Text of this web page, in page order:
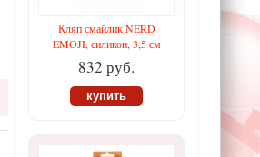
Кляп смайлик NERD
EMOJI, силикон, 3,5 см
832 руб.
купить